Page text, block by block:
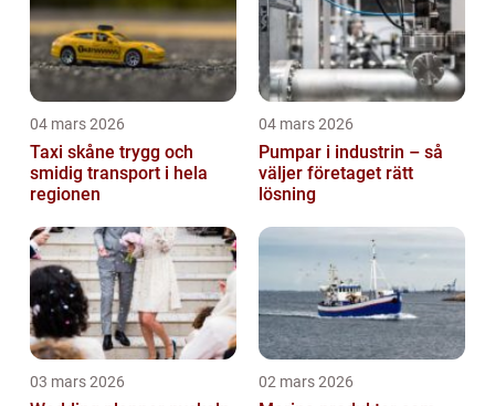
04 mars 2026
Taxi skåne trygg och
smidig transport i hela
regionen
04 mars 2026
Pumpar i industrin – så
väljer företaget rätt
lösning
03 mars 2026 02 mars 2026